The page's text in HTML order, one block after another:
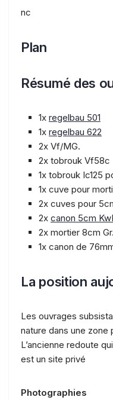
nc
Plan
Résumé des
1x regelbau 501
1x regelbau 622
2x Vf/MG.
2x tobrouk Vf58c
1x tobrouk Ic125
1x cuve pour
2x cuves pour
2x canon 5cm
2x mortier 8cm
1x canon de
La position
Les ouvrages
nature dans une
L’ancienne redoute
est un site privé
Photographies